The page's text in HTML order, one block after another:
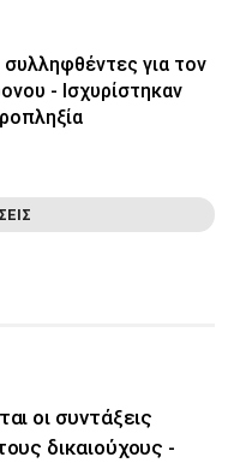
για τον
- Ισχυρίστηκαν
οι συντάξεις
δικαιούχους -